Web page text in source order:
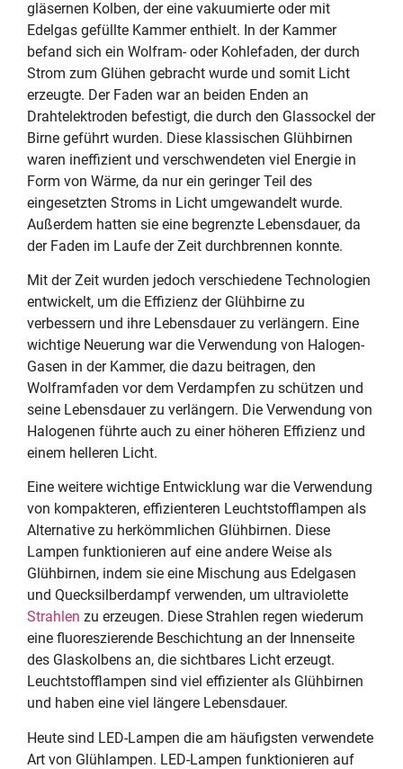
gläsernen Kolben, der eine vakuumierte oder mit
Edelgas gefüllte Kammer enthielt. In der Kammer
befand sich ein Wolfram- oder Kohlefaden, der durch
Strom zum Glühen gebracht wurde und somit Licht
erzeugte. Der Faden war an beiden Enden an
Drahtelektroden befestigt, die durch den Glassockel der
Birne geführt wurden. Diese klassischen Glühbirnen
waren ineffizient und verschwendeten viel Energie in
Form von Wärme, da nur ein geringer Teil des
eingesetzten Stroms in Licht umgewandelt wurde.
Außerdem hatten sie eine begrenzte Lebensdauer, da
der Faden im Laufe der Zeit durchbrennen konnte.
Mit der Zeit wurden jedoch verschiedene Technologien
entwickelt, um die Effizienz der Glühbirne zu
verbessern und ihre Lebensdauer zu verlängern. Eine
wichtige Neuerung war die Verwendung von Halogen-
Gasen in der Kammer, die dazu beitragen, den
Wolframfaden vor dem Verdampfen zu schützen und
seine Lebensdauer zu verlängern. Die Verwendung von
Halogenen führte auch zu einer höheren Effizienz und
einem helleren Licht.
Eine weitere wichtige Entwicklung war die Verwendung
von kompakteren, effizienteren Leuchtstofflampen als
Alternative zu herkömmlichen Glühbirnen. Diese
Lampen funktionieren auf eine andere Weise als
Glühbirnen, indem sie eine Mischung aus Edelgasen
und Quecksilberdampf verwenden, um ultraviolette
Strahlen zu erzeugen. Diese Strahlen regen wiederum
eine fluoreszierende Beschichtung an der Innenseite
des Glaskolbens an, die sichtbares Licht erzeugt.
Leuchtstofflampen sind viel effizienter als Glühbirnen
und haben eine viel längere Lebensdauer.
Heute sind LED-Lampen die am häufigsten verwendete
Art von Glühlampen. LED-Lampen funktionieren auf